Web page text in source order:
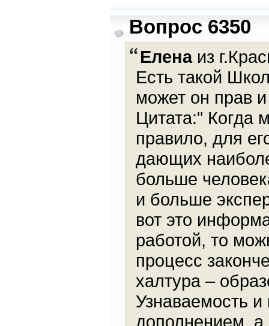
Вопрос 6350
Еленаиз
Есть такой
может он прав
Цитата:" Когда
правило, для
дающих
больше
и больше
вот это
работой, то
процесс
халтура –
Узнаваемость
дополнением, а